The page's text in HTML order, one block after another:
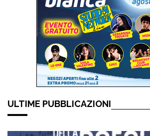
ULTIME PUBBLICAZIONI